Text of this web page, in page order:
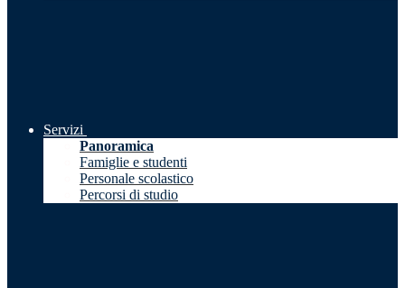
Servizi
Panoramica
Famiglie e studenti
Personale scolastico
Percorsi di studio